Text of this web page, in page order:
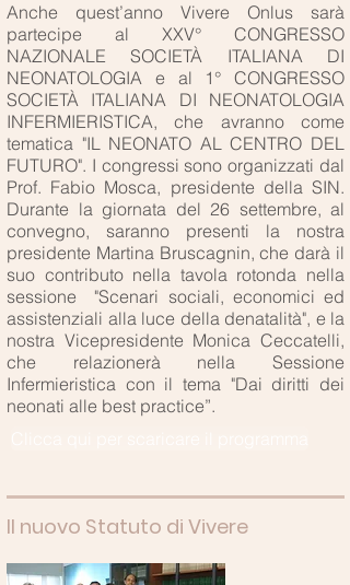
Anche quest’anno Vivere Onlus sarà
partecipe al XXV° CONGRESSO
NAZIONALE SOCIETÀ ITALIANA DI
NEONATOLOGIA e al 1° CONGRESSO
SOCIETÀ ITALIANA DI NEONATOLOGIA
INFERMIERISTICA, che avranno come
tematica "IL NEONATO AL CENTRO DEL
FUTURO". I congressi sono organizzati dal
Prof. Fabio Mosca, presidente della SIN.
Durante la giornata del 26 settembre, al
convegno, saranno presenti la nostra
presidente Martina Bruscagnin, che darà il
suo contributo nella tavola rotonda nella
sessione "Scenari sociali, economici ed
assistenziali alla luce della denatalità", e la
nostra Vicepresidente Monica Ceccatelli,
che relazionerà nella Sessione
Infermieristica con il tema "Dai diritti dei
neonati alle best practice”.
Il nuovo Statuto di Vivere